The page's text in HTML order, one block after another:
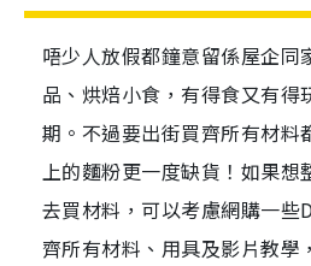
唔少人放假都鐘意留係屋企同
品、烘焙小食，有得食又有得
期。不過要出街買齊所有材料
上的麵粉更一度缺貨！如果想
去買材料，可以考慮網購一些
齊所有材料、用具及影片教學